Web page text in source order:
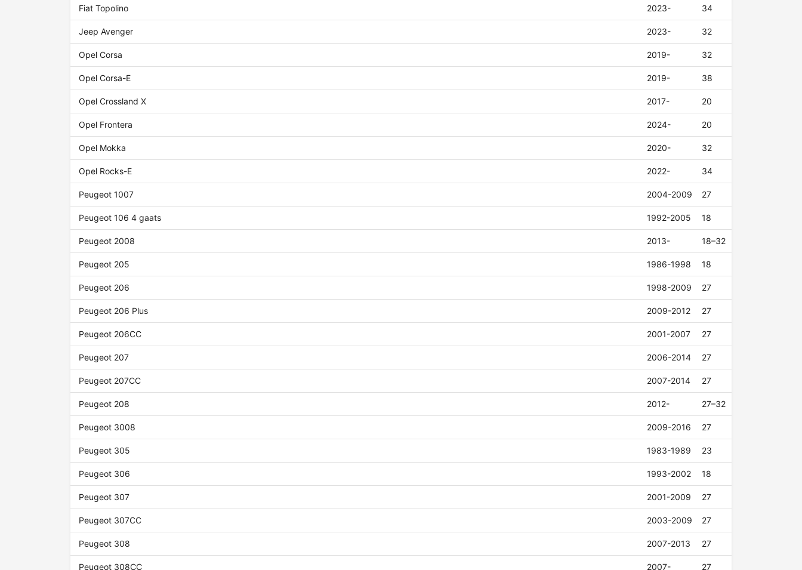
Fiat Topolino 2023- 34
Jeep Avenger 2023- 32
Opel Corsa 2019- 32
Opel Corsa-E 2019- 38
Opel Crossland X 2017- 20
Opel Frontera 2024- 20
Opel Mokka 2020- 32
Opel Rocks-E 2022- 34
Peugeot 1007 2004-2009 27
Peugeot 106 4 gaats 1992-2005 18
Peugeot 2008 2013- 18–32
Peugeot 205 1986-1998 18
Peugeot 206 1998-2009 27
Peugeot 206 Plus 2009-2012 27
Peugeot 206CC 2001-2007 27
Peugeot 207 2006-2014 27
Peugeot 207CC 2007-2014 27
Peugeot 208 2012- 27–32
Peugeot 3008 2009-2016 27
Peugeot 305 1983-1989 23
Peugeot 306 1993-2002 18
Peugeot 307 2001-2009 27
Peugeot 307CC 2003-2009 27
Peugeot 308 2007-2013 27
Peugeot 308CC 2007- 27